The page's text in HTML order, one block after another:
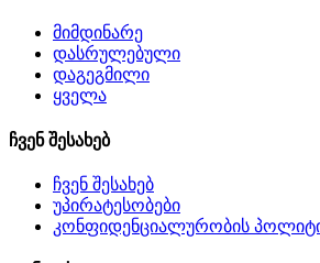
მიმდინარე
დასრულებული
დაგეგმილი
ყველა
ჩვენ შესახებ
ჩვენ შესახებ
უპირატესობები
კონფიდენციალურობის